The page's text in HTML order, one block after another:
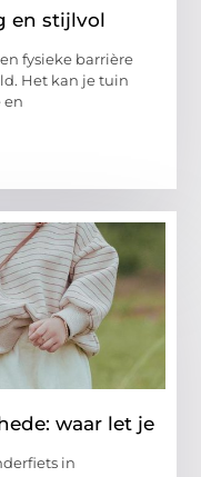
en stijlvol
fysieke barrière
Het kan je tuin
en
waar let je
in